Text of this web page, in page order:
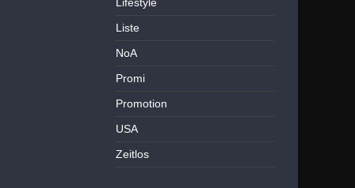
Liste
NoA
Promi
Promotion
USA
Zeitlos